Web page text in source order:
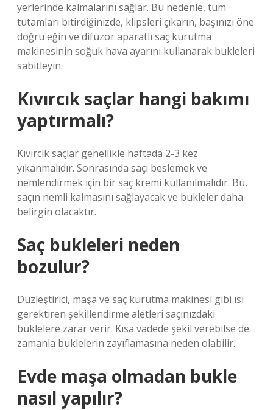
yerlerinde kalmalarını sağlar. Bu nedenle, tüm
tutamları bitirdiğinizde, klipsleri çıkarın, başınızı öne
doğru eğin ve difüzör aparatlı saç kurutma
makinesinin soğuk hava ayarını kullanarak bukleleri
sabitleyin.
Kıvırcık saçlar hangi bakımı
yaptırmalı?
Kıvırcık saçlar genellikle haftada 2-3 kez
yıkanmalıdır. Sonrasında saçı beslemek ve
nemlendirmek için bir saç kremi kullanılmalıdır. Bu,
saçın nemli kalmasını sağlayacak ve bukleler daha
belirgin olacaktır.
Saç bukleleri neden
bozulur?
Düzleştirici, maşa ve saç kurutma makinesi gibi ısı
gerektiren şekillendirme aletleri saçınızdaki
buklelere zarar verir. Kısa vadede şekil verebilse de
zamanla buklelerin zayıflamasına neden olabilir.
Evde maşa olmadan bukle
nasıl yapılır?